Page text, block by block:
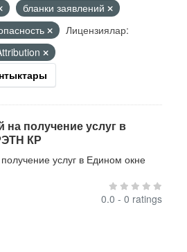
бланки заявлений
Лицензиялар:
получение услуг в
КР
услуг в Едином окне
0.0 - 0 ratings